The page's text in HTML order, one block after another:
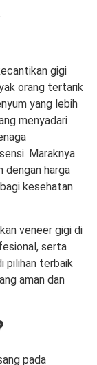
gigi
orang tertarik
yang lebih
menyadari
Maraknya
dengan harga
kesehatan
veneer gigi di
serta
pilihan terbaik
aman dan
pada